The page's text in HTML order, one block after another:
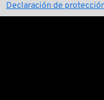
Declaración de
Pan-O-Rama